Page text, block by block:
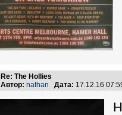
Re: The Hollies
Автор: nathan Дата: 17.12.16